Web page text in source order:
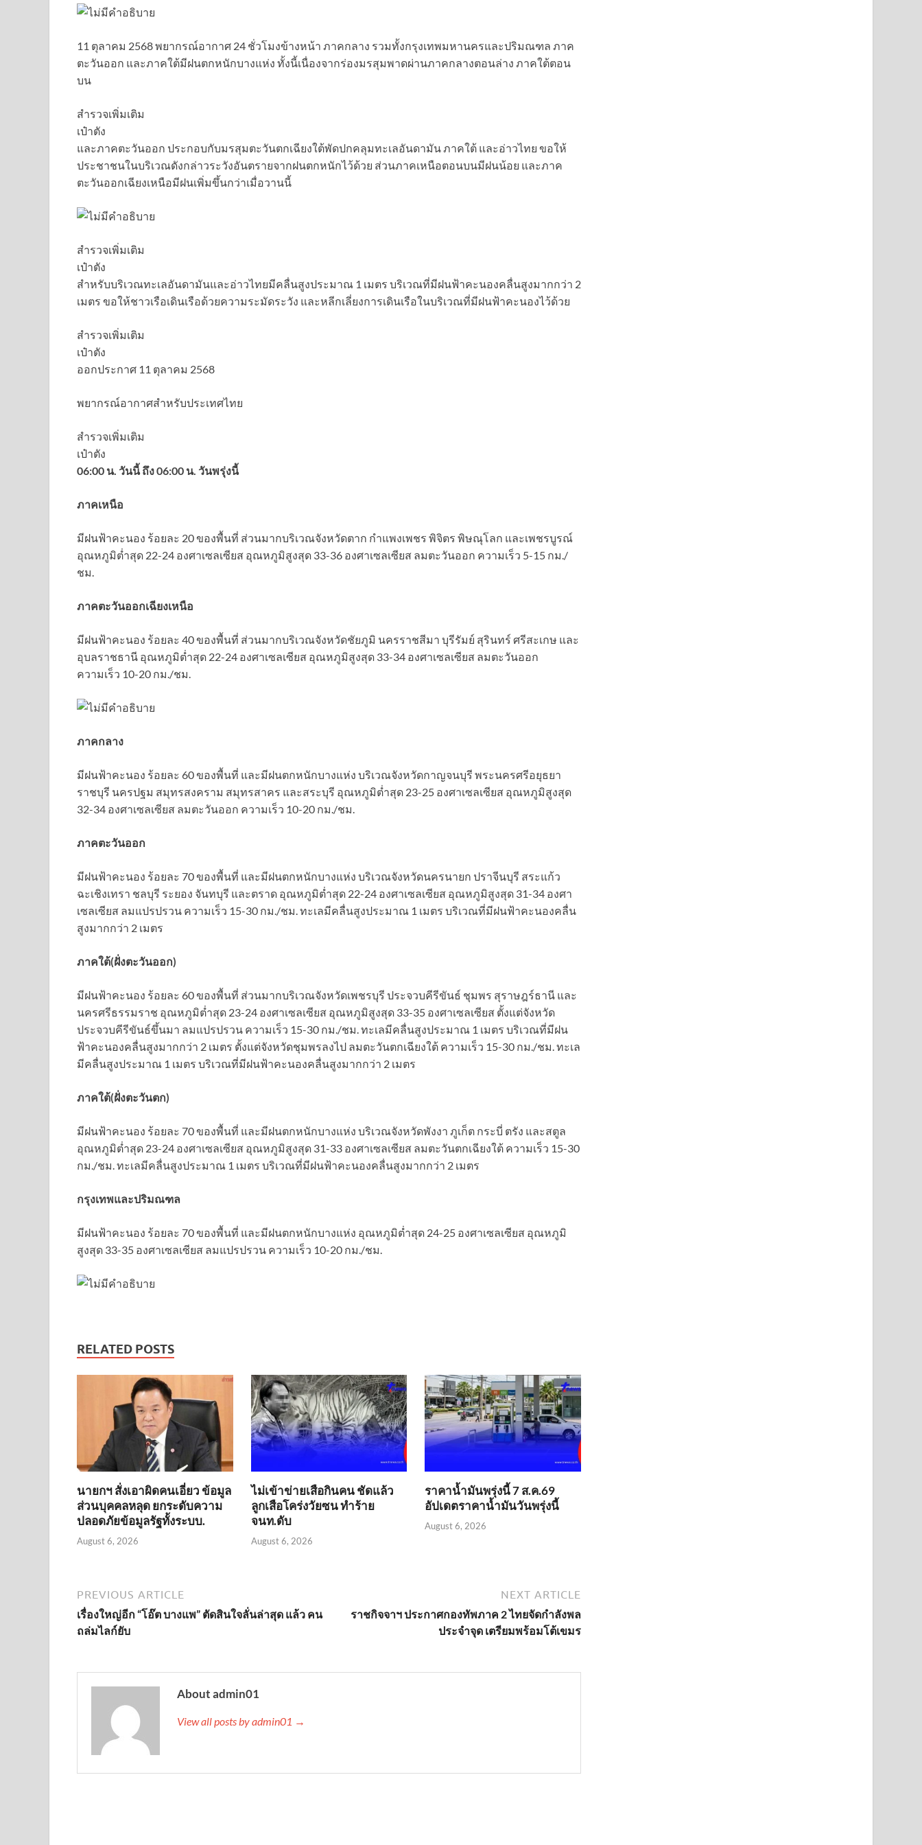
11 ตุลาคม 2568 พยากรณ์อากาศ 24 ชั่วโมงข้างหน้า ภาคกลาง รวมทั้งกรุงเทพมหานครและปริมณฑล ภาค
ตะวันออก และภาคใต้มีฝนตกหนักบางแห่ง ทั้งนี้เนื่องจากร่องมรสุมพาดผ่านภาคกลางตอนล่าง ภาคใต้ตอน
บน
สำรวจเพิ่มเติม
เป๋าตัง
และภาคตะวันออก ประกอบกับมรสุมตะวันตกเฉียงใต้พัดปกคลุมทะเลอันดามัน ภาคใต้ และอ่าวไทย ขอให้
ประชาชนในบริเวณดังกล่าวระวังอันตรายจากฝนตกหนักไว้ด้วย ส่วนภาคเหนือตอนบนมีฝนน้อย และภาค
ตะวันออกเฉียงเหนือมีฝนเพิ่มขึ้นกว่าเมื่อวานนี้
สำรวจเพิ่มเติม
เป๋าตัง
สำหรับบริเวณทะเลอันดามันและอ่าวไทยมีคลื่นสูงประมาณ 1 เมตร บริเวณที่มีฝนฟ้าคะนองคลื่นสูงมากกว่า 2
เมตร ขอให้ชาวเรือเดินเรือด้วยความระมัดระวัง และหลีกเลี่ยงการเดินเรือในบริเวณที่มีฝนฟ้าคะนองไว้ด้วย
สำรวจเพิ่มเติม
เป๋าตัง
ออกประกาศ 11 ตุลาคม 2568
พยากรณ์อากาศสำหรับประเทศไทย
สำรวจเพิ่มเติม
เป๋าตัง
06:00 น. วันนี้ ถึง 06:00 น. วันพรุ่งนี้
ภาคเหนือ
มีฝนฟ้าคะนอง ร้อยละ 20 ของพื้นที่ ส่วนมากบริเวณจังหวัดตาก กำแพงเพชร พิจิตร พิษณุโลก และเพชรบูรณ์
อุณหภูมิต่ำสุด 22-24 องศาเซลเซียส อุณหภูมิสูงสุด 33-36 องศาเซลเซียส ลมตะวันออก ความเร็ว 5-15 กม./
ชม.
ภาคตะวันออกเฉียงเหนือ
มีฝนฟ้าคะนอง ร้อยละ 40 ของพื้นที่ ส่วนมากบริเวณจังหวัดชัยภูมิ นครราชสีมา บุรีรัมย์ สุรินทร์ ศรีสะเกษ และ
อุบลราชธานี อุณหภูมิต่ำสุด 22-24 องศาเซลเซียส อุณหภูมิสูงสุด 33-34 องศาเซลเซียส ลมตะวันออก
ความเร็ว 10-20 กม./ชม.
ภาคกลาง
มีฝนฟ้าคะนอง ร้อยละ 60 ของพื้นที่ และมีฝนตกหนักบางแห่ง บริเวณจังหวัดกาญจนบุรี พระนครศรีอยุธยา
ราชบุรี นครปฐม สมุทรสงคราม สมุทรสาคร และสระบุรี อุณหภูมิต่ำสุด 23-25 องศาเซลเซียส อุณหภูมิสูงสุด
32-34 องศาเซลเซียส ลมตะวันออก ความเร็ว 10-20 กม./ชม.
ภาคตะวันออก
มีฝนฟ้าคะนอง ร้อยละ 70 ของพื้นที่ และมีฝนตกหนักบางแห่ง บริเวณจังหวัดนครนายก ปราจีนบุรี สระแก้ว
ฉะเชิงเทรา ชลบุรี ระยอง จันทบุรี และตราด อุณหภูมิต่ำสุด 22-24 องศาเซลเซียส อุณหภูมิสูงสุด 31-34 องศา
เซลเซียส ลมแปรปรวน ความเร็ว 15-30 กม./ชม. ทะเลมีคลื่นสูงประมาณ 1 เมตร บริเวณที่มีฝนฟ้าคะนองคลื่น
สูงมากกว่า 2 เมตร
ภาคใต้(ฝั่งตะวันออก)
มีฝนฟ้าคะนอง ร้อยละ 60 ของพื้นที่ ส่วนมากบริเวณจังหวัดเพชรบุรี ประจวบคีรีขันธ์ ชุมพร สุราษฎร์ธานี และ
นครศรีธรรมราช อุณหภูมิต่ำสุด 23-24 องศาเซลเซียส อุณหภูมิสูงสุด 33-35 องศาเซลเซียส ตั้งแต่จังหวัด
ประจวบคีรีขันธ์ขึ้นมา ลมแปรปรวน ความเร็ว 15-30 กม./ชม. ทะเลมีคลื่นสูงประมาณ 1 เมตร บริเวณที่มีฝน
ฟ้าคะนองคลื่นสูงมากกว่า 2 เมตร ตั้งแต่จังหวัดชุมพรลงไป ลมตะวันตกเฉียงใต้ ความเร็ว 15-30 กม./ชม. ทะเล
มีคลื่นสูงประมาณ 1 เมตร บริเวณที่มีฝนฟ้าคะนองคลื่นสูงมากกว่า 2 เมตร
ภาคใต้(ฝั่งตะวันตก)
มีฝนฟ้าคะนอง ร้อยละ 70 ของพื้นที่ และมีฝนตกหนักบางแห่ง บริเวณจังหวัดพังงา ภูเก็ต กระบี่ ตรัง และสตูล
อุณหภูมิต่ำสุด 23-24 องศาเซลเซียส อุณหภูมิสูงสุด 31-33 องศาเซลเซียส ลมตะวันตกเฉียงใต้ ความเร็ว 15-30
กม./ชม. ทะเลมีคลื่นสูงประมาณ 1 เมตร บริเวณที่มีฝนฟ้าคะนองคลื่นสูงมากกว่า 2 เมตร
กรุงเทพและปริมณฑล
มีฝนฟ้าคะนอง ร้อยละ 70 ของพื้นที่ และมีฝนตกหนักบางแห่ง อุณหภูมิต่ำสุด 24-25 องศาเซลเซียส อุณหภูมิ
สูงสุด 33-35 องศาเซลเซียส ลมแปรปรวน ความเร็ว 10-20 กม./ชม.
RELATED POSTS
นายกฯ สั่งเอาผิดคนเอี่ยว ข้อมูล
ส่วนบุคคลหลุด ยกระดับความ
ปลอดภัยข้อมูลรัฐทั้งระบบ.
August 6, 2026
ไม่เข้าข่าย​เสือกินคน ชัดแล้ว
ลูกเสือโคร่งวัยซน ทำร้าย
จนท.ดับ
August 6, 2026
ราคาน้ำมันพรุ่งนี้ 7 ส.ค.69
อัปเดตราคาน้ำมันวันพรุ่งนี้
August 6, 2026
PREVIOUS ARTICLE
เรื่องใหญ่อีก “โอ๊ต บางแพ” ตัดสินใจลั่นล่าสุด แล้ว คน
ถล่มไลก์ยับ
NEXT ARTICLE
ราชกิจจาฯ ประกาศกองทัพภาค 2 ไทยจัดกำลังพล
ประจำจุด เตรียมพร้อมโต้เขมร
About admin01
View all posts by admin01 →